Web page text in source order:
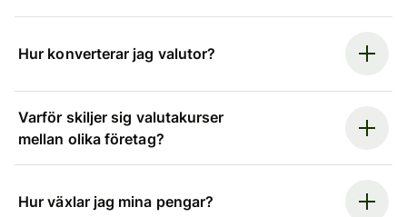
Hur konverterar jag valutor?
Varför skiljer sig valutakurser
mellan olika företag?
Hur växlar jag mina pengar?